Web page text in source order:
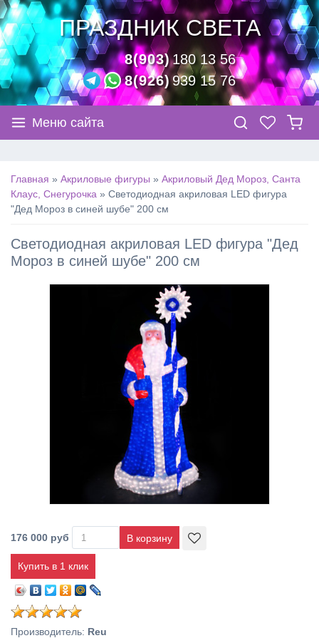
ПРАЗДНИК СВЕТА
8(903)180 13 56
8(926)939 15 76
Меню сайта
Главная » Акриловые фигуры » Акриловый Дед Мороз, Санта
Клаус, Снегурочка » Светодиодная акриловая LED фигура
"Дед Мороз в синей шубе" 200 см
Светодиодная акриловая LED фигура "Дед
Мороз в синей шубе" 200 см
176 000 руб
Купить в 1 клик
Производитель: Reu